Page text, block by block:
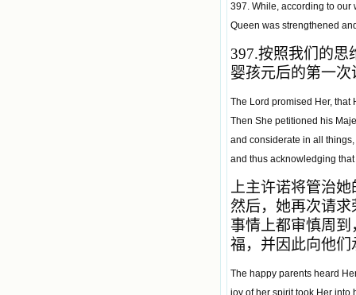
397. While, according to our
Queen was strengthened
397.按照我们的思
婴孩元后的第一
The Lord promised Her, that
Then She petitioned his
and considerate in all
and thus acknowledging
上主许诺将管治
然后，她再次请
事情上都审慎周
福，并因此向他
The happy parents heard